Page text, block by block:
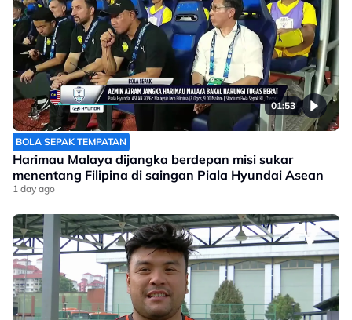
01:53
BOLA SEPAK TEMPATAN
Harimau Malaya dijangka berdepan misi sukar
menentang Filipina di saingan Piala Hyundai Asean
1 day ago